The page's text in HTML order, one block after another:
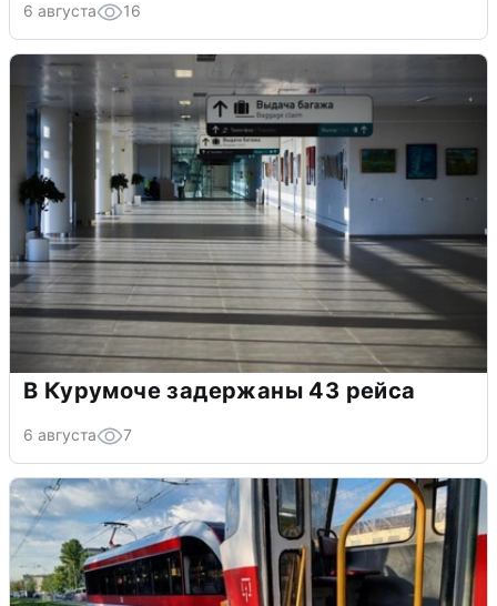
6 августа 16
В Курумоче задержаны 43 рейса
6 августа 7